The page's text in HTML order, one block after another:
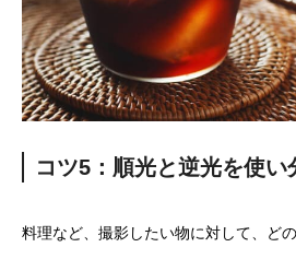
コツ5：順光と逆光を使い
料理など、撮影したい物に対して、ど